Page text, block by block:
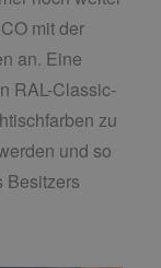
mit der
an. Eine
RAL-Classic-
zu
und so
Besitzers